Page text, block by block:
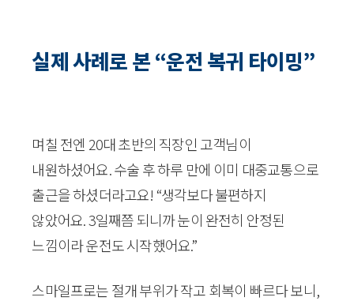
실제 사례로 본 “운전 복귀 타이밍”
며칠 전엔 20대 초반의 직장인 고객님이
내원하셨어요. 수술 후 하루 만에 이미 대중교통으로
출근을 하셨더라고요! “생각보다 불편하지
않았어요. 3일째쯤 되니까 눈이 완전히 안정된
느낌이라 운전도 시작했어요.”
스마일프로는 절개 부위가 작고 회복이 빠르다 보니,